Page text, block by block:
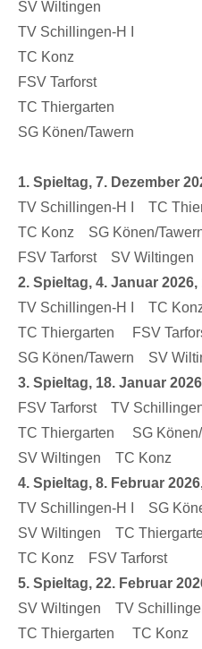
SV Wiltingen
TV Schillingen-H I
TC Konz
FSV Tarforst
TC Thiergarten
SG Könen/Tawern
1. Spieltag, 7. Dezember
TV Schillingen-H I TC
TC Konz SG Könen/
FSV Tarforst SV Wiltingen
2. Spieltag, 4. Januar
TV Schillingen-H I TC
TC Thiergarten FSV
SG Könen/Tawern SV
3. Spieltag, 18. Januar
FSV Tarforst TV
TC Thiergarten SG
SV Wiltingen TC Konz
4. Spieltag, 8. Februar
TV Schillingen-H I SG
SV Wiltingen TC
TC Konz FSV Tarforst
5. Spieltag, 22. Februar
SV Wiltingen TV
TC Thiergarten TC Konz